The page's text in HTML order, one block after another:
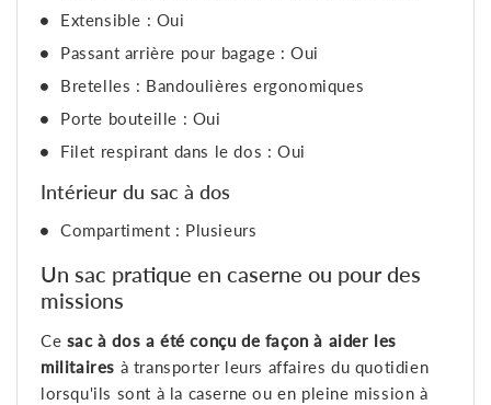
Extensible : Oui
Passant arrière pour bagage : Oui
Bretelles : Bandoulières ergonomiques
Porte bouteille : Oui
Filet respirant dans le dos : Oui
Intérieur du sac à dos
Compartiment : Plusieurs
Un sac pratique en caserne ou pour des
missions
Ce sac à dos a été conçu de façon à aider les
militaires à transporter leurs affaires du quotidien
lorsqu'ils sont à la caserne ou en pleine mission à